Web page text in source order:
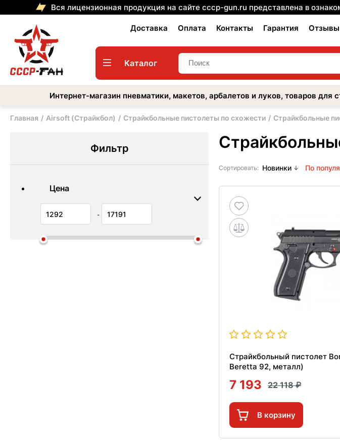
Вся лицензионная продукция на сайте cccp-gun.ru представлена в
Доставка Оплата Контакты Гарантия Отзывы
Каталог
Интернет-магазин пневматики, макетов, арбалетов и луков, товаров
Главная Airsoft (Страйкбол) Страйкбольные пистолеты по схожести Страйкбольные
Фильтр
Цена
-
Сортировать: Новинки По
Страйкбольный пистолет
Beretta 92, металл)
7 193 22 118
В корзину